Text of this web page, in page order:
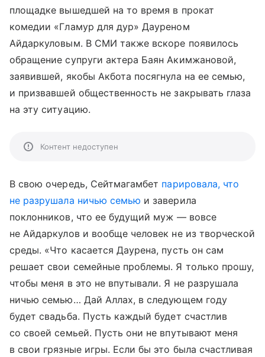
площадке вышедшей на то время в прокат
комедии «Гламур для дур» Дауреном
Айдаркуловым. В СМИ также вскоре появилось
обращение супруги актера Баян Акимжановой,
заявившей, якобы Акбота посягнула на ее семью,
и призвавшей общественность не закрывать глаза
на эту ситуацию.
Контент недоступен
В свою очередь, Сейтмагамбет парировала, что
не разрушала ничью семью и заверила
поклонников, что ее будущий муж — вовсе
не Айдаркулов и вообще человек не из творческой
среды. «Что касается Даурена, пусть он сам
решает свои семейные проблемы. Я только прошу,
чтобы меня в это не впутывали. Я не разрушала
ничью семью… Дай Аллах, в следующем году
будет свадьба. Пусть каждый будет счастлив
со своей семьей. Пусть они не впутывают меня
в свои грязные игры. Если бы это была счастливая